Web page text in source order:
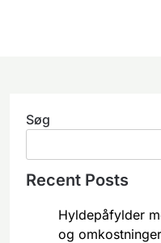
Søg
Recent Posts
Hyldepåfylder
og omkostninger